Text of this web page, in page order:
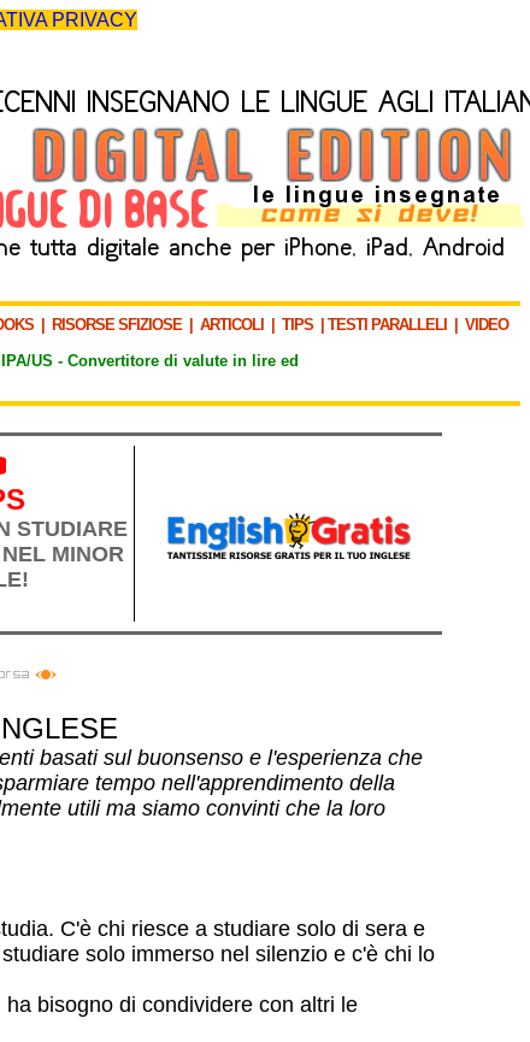
PRIVACY
RISORSE SFIZIOSE| ARTICOLI TIPS TESTI PARALLELI
VIDEO
IPA/US - Convertitore di valute in lire ed
STUDIARE
MINOR
basati sul buonsenso e l'esperienza che
tempo nell'apprendimento della
utili ma siamo convinti che la loro
C'è chi riesce a studiare solo di sera e
solo immerso nel silenzio e c'è chi lo
bisogno di condividere con altri le